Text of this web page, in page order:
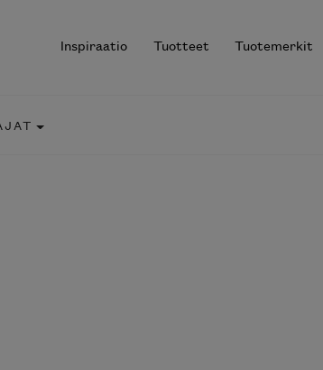
Inspiraatio Tuotteet Tuotemerkit